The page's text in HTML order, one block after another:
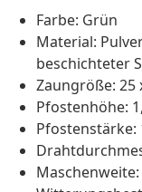
Farbe: Grün
Material:
beschichteter
Zaungröße: 25
Pfostenhöhe:
Pfostenstärke: